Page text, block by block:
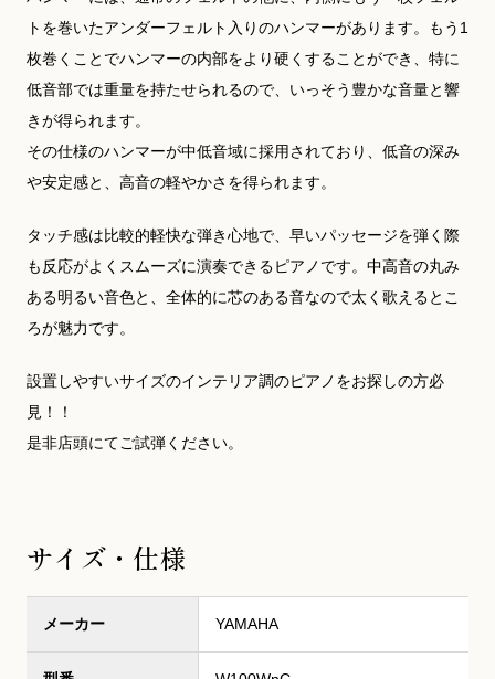
トを巻いたアンダーフェルト入りのハンマーがあります。もう1
枚巻くことでハンマーの内部をより硬くすることができ、特に
低音部では重量を持たせられるので、いっそう豊かな音量と響
きが得られます。
その仕様のハンマーが中低音域に採用されており、低音の深み
や安定感と、高音の軽やかさを得られます。
タッチ感は比較的軽快な弾き心地で、早いパッセージを弾く際
も反応がよくスムーズに演奏できるピアノです。中高音の丸み
ある明るい音色と、全体的に芯のある音なので太く歌えるとこ
ろが魅力です。
設置しやすいサイズのインテリア調のピアノをお探しの方必
見！！
是非店頭にてご試弾ください。
サイズ・仕様
メーカー YAMAHA